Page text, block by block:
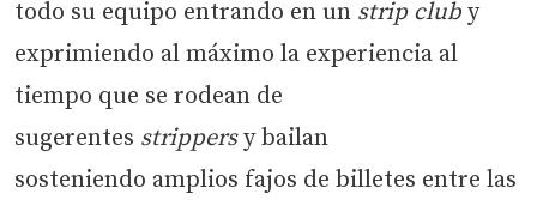
todo su equipo entrando en un strip club y
exprimiendo al máximo la experiencia al
tiempo que se rodean de
sugerentes strippersy bailan
sosteniendo amplios fajos de billetes entre las